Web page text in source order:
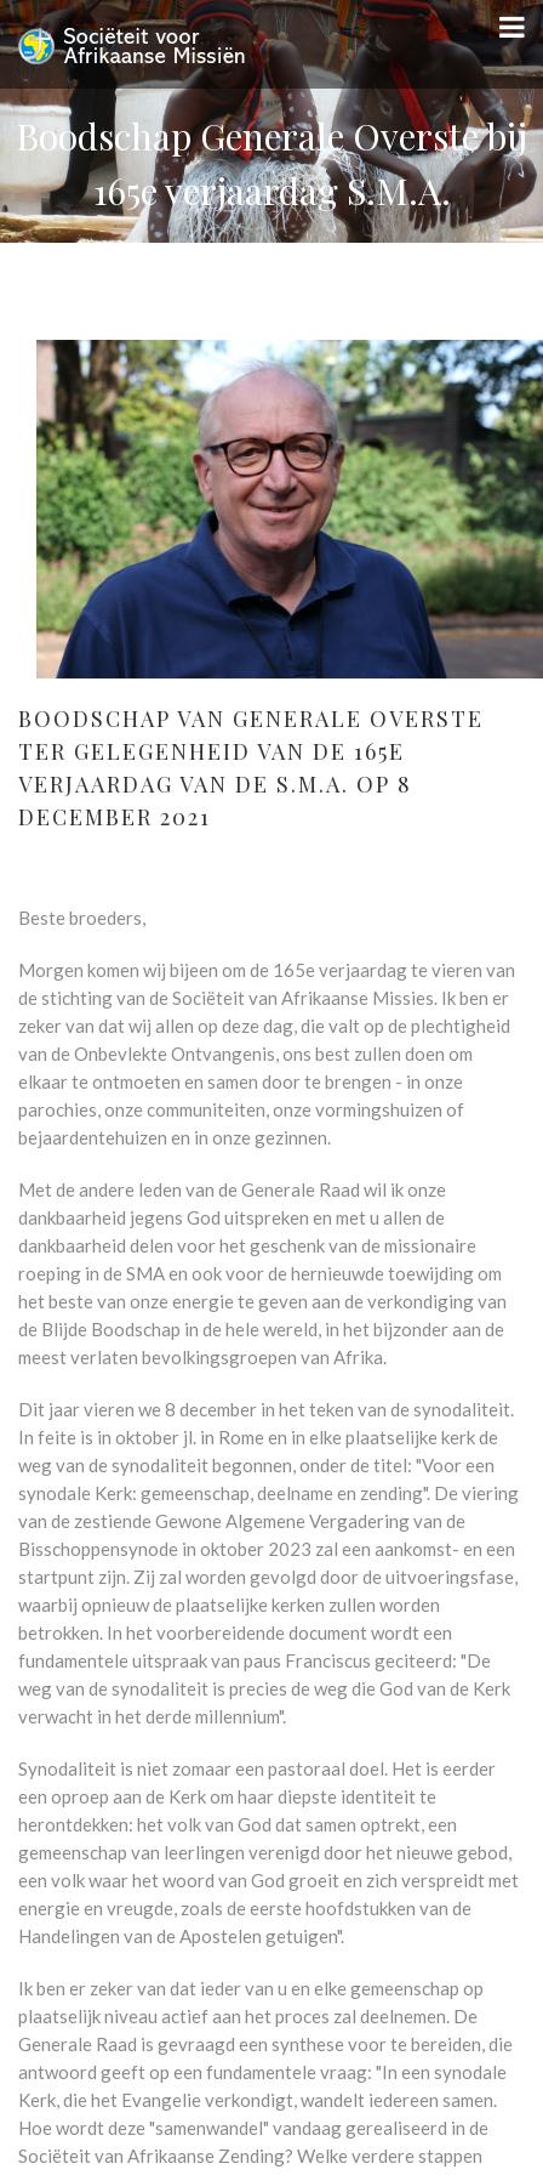
Boodschap Generale Overste bij
165e verjaardag S.M.A.
BOODSCHAP VAN GENERALE OVERSTE
TER GELEGENHEID VAN DE 165E
VERJAARDAG VAN DE S.M.A. OP 8
DECEMBER 2021
Beste broeders,
Morgen komen wij bijeen om de 165e verjaardag te vieren van
de stichting van de Sociëteit van Afrikaanse Missies. Ik ben er
zeker van dat wij allen op deze dag, die valt op de plechtigheid
van de Onbevlekte Ontvangenis, ons best zullen doen om
elkaar te ontmoeten en samen door te brengen - in onze
parochies, onze communiteiten, onze vormingshuizen of
bejaardentehuizen en in onze gezinnen.
Met de andere leden van de Generale Raad wil ik onze
dankbaarheid jegens God uitspreken en met u allen de
dankbaarheid delen voor het geschenk van de missionaire
roeping in de SMA en ook voor de hernieuwde toewijding om
het beste van onze energie te geven aan de verkondiging van
de Blijde Boodschap in de hele wereld, in het bijzonder aan de
meest verlaten bevolkingsgroepen van Afrika.
Dit jaar vieren we 8 december in het teken van de synodaliteit.
In feite is in oktober jl. in Rome en in elke plaatselijke kerk de
weg van de synodaliteit begonnen, onder de titel: "Voor een
synodale Kerk: gemeenschap, deelname en zending". De viering
van de zestiende Gewone Algemene Vergadering van de
Bisschoppensynode in oktober 2023 zal een aankomst- en een
startpunt zijn. Zij zal worden gevolgd door de uitvoeringsfase,
waarbij opnieuw de plaatselijke kerken zullen worden
betrokken. In het voorbereidende document wordt een
fundamentele uitspraak van paus Franciscus geciteerd: "De
weg van de synodaliteit is precies de weg die God van de Kerk
verwacht in het derde millennium".
Synodaliteit is niet zomaar een pastoraal doel. Het is eerder
een oproep aan de Kerk om haar diepste identiteit te
herontdekken: het volk van God dat samen optrekt, een
gemeenschap van leerlingen verenigd door het nieuwe gebod,
een volk waar het woord van God groeit en zich verspreidt met
energie en vreugde, zoals de eerste hoofdstukken van de
Handelingen van de Apostelen getuigen".
Ik ben er zeker van dat ieder van u en elke gemeenschap op
plaatselijk niveau actief aan het proces zal deelnemen. De
Generale Raad is gevraagd een synthese voor te bereiden, die
antwoord geeft op een fundamentele vraag: "In een synodale
Kerk, die het Evangelie verkondigt, wandelt iedereen samen.
Hoe wordt deze "samenwandel" vandaag gerealiseerd in de
Sociëteit van Afrikaanse Zending? Welke verdere stappen